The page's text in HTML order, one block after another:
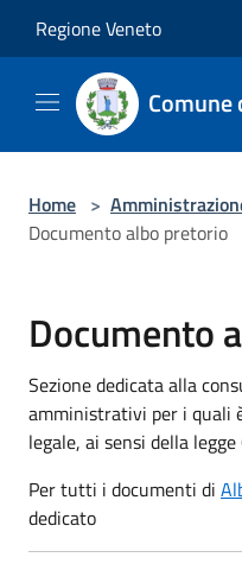
Regione Veneto
Comune
Home >
Documento albo pretorio
Documento
Sezione dedicata alla
amministrativi per i quali
legale, ai sensi della
Per tutti i documenti di
dedicato